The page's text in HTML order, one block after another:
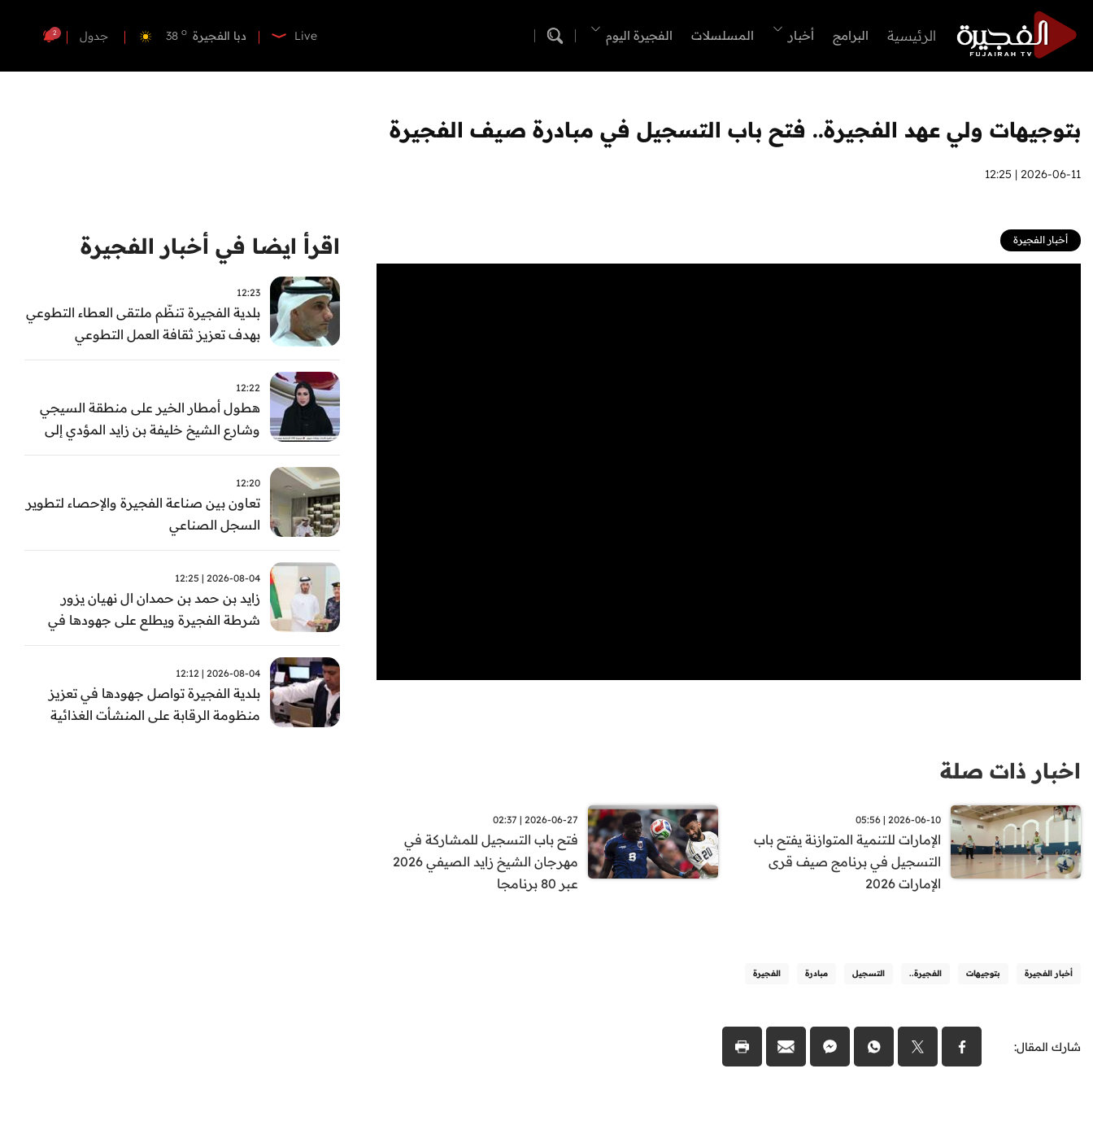
الرئيسية البرامج أخبار المسلسلات الفجيرة اليوم Live دبا الفجيرة 38 o جدول 2
بتوجيهات ولي عهد الفجيرة.. فتح باب التسجيل في مبادرة صيف الفجيرة
2026-06-11 | 12:25
أخبار الفجيرة
اخبار ذات صلة
2026-06-10 | 05:56
الإمارات للتنمية المتوازنة يفتح باب
التسجيل في برنامج صيف قرى
الإمارات 2026
2026-06-27 | 02:37
فتح باب التسجيل للمشاركة في
مهرجان الشيخ زايد الصيفي 2026
عبر 80 برنامجا
أخبار الفجيرة بتوجيهات الفجيرة.. التسجيل مبادرة الفجيرة
شارك المقال:
اقرأ ايضا في أخبار الفجيرة
12:23
بلدية الفجيرة تنظّم ملتقى العطاء التطوعي
بهدف تعزيز ثقافة العمل التطوعي
12:22
هطول أمطار الخير على منطقة السيجي
وشارع الشيخ خليفة بن زايد المؤدي إلى
الفجيرة
12:20
تعاون بين صناعة الفجيرة والإحصاء لتطوير
السجل الصناعي
2026-08-04 | 12:25
زايد بن حمد بن حمدان ال نهيان يزور
شرطة الفجيرة ويطلع على جهودها في
مكافحة المخدرات
2026-08-04 | 12:12
بلدية الفجيرة تواصل جهودها في تعزيز
منظومة الرقابة على المنشأت الغذائية